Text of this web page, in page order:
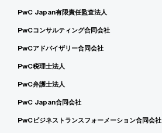
PwC Japan有限責任監査法人
PwCコンサルティング合同会社
PwCアドバイザリー合同会社
PwC税理士法人
PwC弁護士法人
PwC Japan合同会社
PwCビジネストランスフォーメーション合同会社